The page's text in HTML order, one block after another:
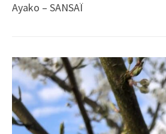
Ayako – SANSAÏ